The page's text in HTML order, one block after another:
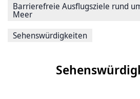
Barrierefreie Ausflugsziele rund
Meer
Sehenswürdigkeiten